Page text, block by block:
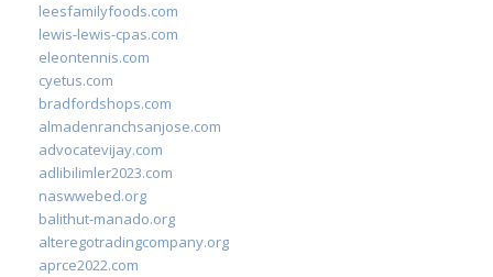
leesfamilyfoods.com
lewis-lewis-cpas.com
eleontennis.com
cyetus.com
bradfordshops.com
almadenranchsanjose.com
advocatevijay.com
adlibilimler2023.com
naswwebed.org
balithut-manado.org
alteregotradingcompany.org
aprce2022.com